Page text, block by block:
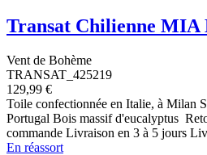
Transat Chilienne MIA
Vent de Bohème
TRANSAT_425219
129,99 €
Toile confectionnée en Italie, à Milan
Portugal Bois massif d'eucalyptus
commande Livraison en 3 à 5 jours
En réassort